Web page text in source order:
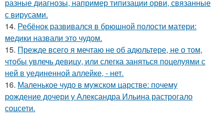
разные диагнозы, например типизации орви, связанные
с вирусами.
14. Ребёнок развивался в брюшной полости матери:
медики назвали это чудом.
15. Прежде всего я мечтаю не об адюльтере, не о том,
чтобы увлечь девицу, или слегка заняться поцелуями с
ней в уединенной аллейке, - нет.
16. Маленькое чудо в мужском царстве: почему
рождение дочери у Александра Ильина растрогало
соцсети.